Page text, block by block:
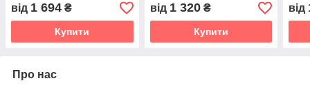
від 1 694 ₴
Купити
від 1 320₴
Купити
від
Про нас